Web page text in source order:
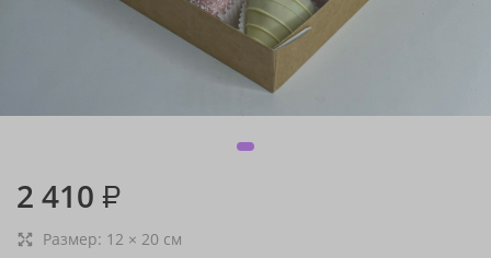
2 410 ₽
Размер: 12 × 20 см